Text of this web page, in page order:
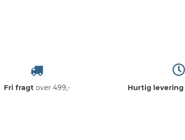
Fri fragtover 499,- Hurtig levering